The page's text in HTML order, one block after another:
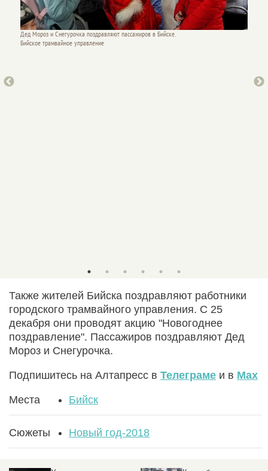
Дед Мороз и Снегурочка поздравляют пассажиров в Бийске.
Бийское трамвайное управление
Также жителей Бийска поздравляют работники
городского трамвайного управления. С 25
декабря они проводят акцию "Новогоднее
поздравление". Пассажиров поздравляют Дед
Мороз и Снегурочка.
Подпишитесь на Алтапресс в Телеграме и в Max
Места Бийск
Сюжеты Новый год-2018